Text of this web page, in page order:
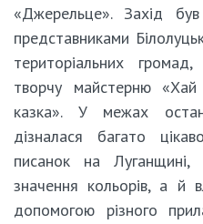
«Джерельце». Захід був
представниками
територіальних
творчу майстерню
казка». У межах
дізналася багато
писанок на Луганщині,
значення кольорів, а й
допомогою різного